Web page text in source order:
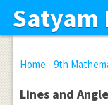
Satyam
Home - 9th
Lines and